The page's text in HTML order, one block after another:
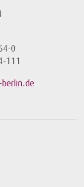
0
111